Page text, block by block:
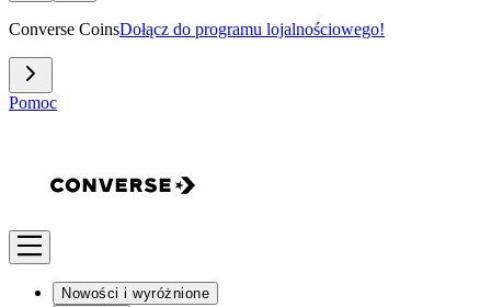
Converse CoinsDołącz do programu lojalnościowego!
Pomoc
Nowości i wyróżnione